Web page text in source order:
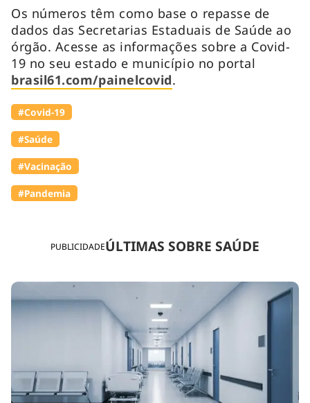
PUBLICIDADEÚLTIMAS SOBRE SAÚDE
Os números têm como base o repasse de
dados das Secretarias Estaduais de Saúde ao
órgão. Acesse as informações sobre a Covid-
19 no seu estado e município no portal
brasil61.com/painelcovid.
#Covid-19
#Saúde
#Vacinação
#Pandemia